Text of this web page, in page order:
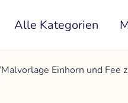
Alle Kategorien
Malvorlage Einhorn und Fee